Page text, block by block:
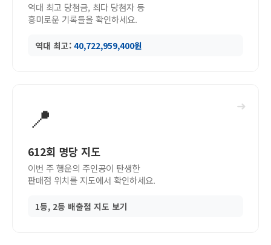
역대 최고 당첨금, 최다 당첨자 등
흥미로운 기록들을 확인하세요.
역대 최고: 40,722,959,400원
➜
📍
612회 명당 지도
이번 주 행운의 주인공이 탄생한
판매점 위치를 지도에서 확인하세요.
1등, 2등 배출점 지도 보기